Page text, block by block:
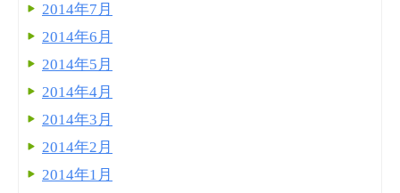
2014年7月
2014年6月
2014年5月
2014年4月
2014年3月
2014年2月
2014年1月